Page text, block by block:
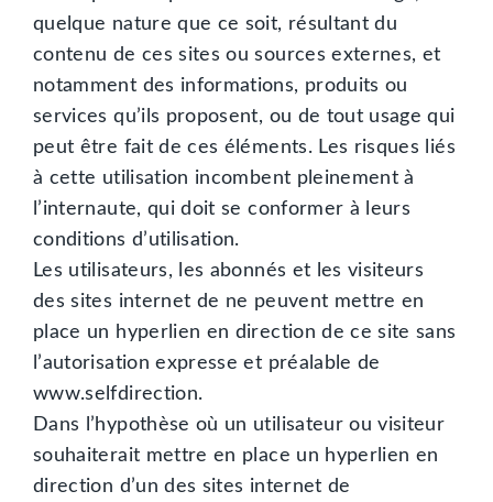
quelque nature que ce soit, résultant du
contenu de ces sites ou sources externes, et
notamment des informations, produits ou
services qu’ils proposent, ou de tout usage qui
peut être fait de ces éléments. Les risques liés
à cette utilisation incombent pleinement à
l’internaute, qui doit se conformer à leurs
conditions d’utilisation.
Les utilisateurs, les abonnés et les visiteurs
des sites internet de ne peuvent mettre en
place un hyperlien en direction de ce site sans
l’autorisation expresse et préalable de
www.selfdirection.
Dans l’hypothèse où un utilisateur ou visiteur
souhaiterait mettre en place un hyperlien en
direction d’un des sites internet de